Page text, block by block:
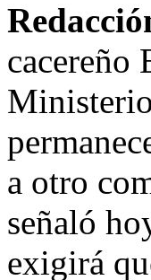
cacereño
a otro
señaló
exigirá